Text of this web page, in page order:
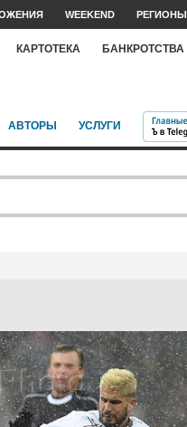
WEEKEND РЕГИОНЫ
КАРТОТЕКА БАНКРОТСТВА
АВТОРЫ УСЛУГИ